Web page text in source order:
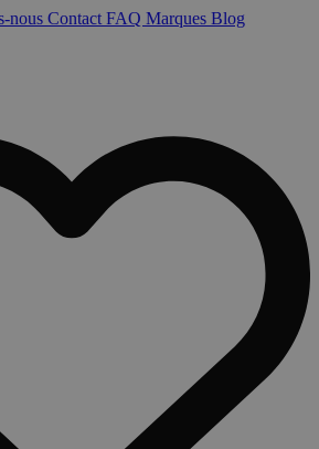
nous Contact FAQ Marques Blog